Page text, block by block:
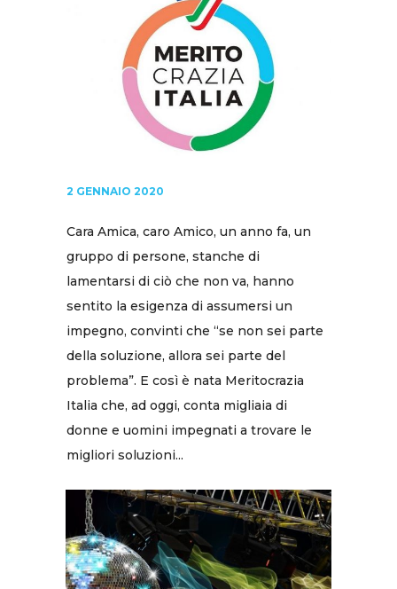
2 GENNAIO 2020
Cara Amica, caro Amico, un anno fa, un
gruppo di persone, stanche di
lamentarsi di ciò che non va, hanno
sentito la esigenza di assumersi un
impegno, convinti che “se non sei parte
della soluzione, allora sei parte del
problema”. E così è nata Meritocrazia
Italia che, ad oggi, conta migliaia di
donne e uomini impegnati a trovare le
migliori soluzioni...